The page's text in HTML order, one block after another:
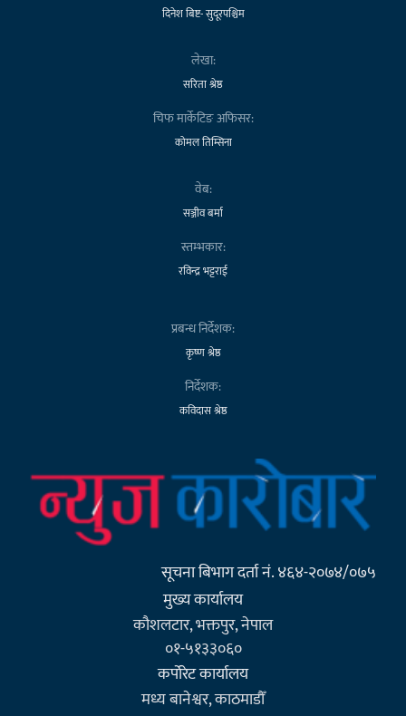
दिनेश बिष्ट- सुदूरपश्चिम
लेखा:
सरिता श्रेष्ठ
चिफ मार्केटिङ अफिसर:
कोमल तिम्सिना
वेब:
सञ्जीव बर्मा
स्तम्भकार:
रविन्द्र भट्टराई
प्रबन्ध निर्देशक:
कृष्ण श्रेष्ठ
निर्देशक:
कविदास श्रेष्ठ
सूचना बिभाग दर्ता नं. ४६४-२०७४/०७५
मुख्य कार्यालय
कौशलटार, भक्तपुर, नेपाल
०१-५१३३०६०
कर्पाेरेट कार्यालय
मध्य बानेश्वर, काठमाडौँ